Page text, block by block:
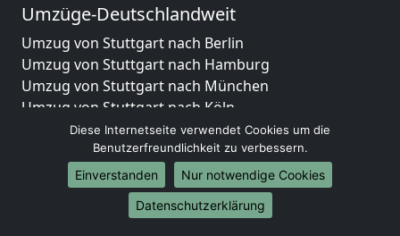
Umzüge-Deutschlandweit
Umzug von Stuttgart nach Berlin
Umzug von Stuttgart nach Hamburg
Umzug von Stuttgart nach München
Umzug von Stuttgart nach Köln
Umzug von Stuttgart nach Frankfurt am Main
Umzug von Stuttgart nach Stuttgart
Umzug von Stuttgart nach Düsseldorf
Umzug von Stuttgart nach Leipzig
Umzug von Stuttgart nach Dortmund
Diese Internetseite verwendet Cookies um die
Benutzerfreundlichkeit zu verbessern.
Einverstanden
Nur notwendige Cookies
Datenschutzerklärung